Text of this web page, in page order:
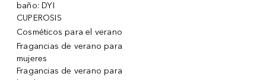
baño: DYI
CUPEROSIS
Cosméticos para el verano
Fragancias de verano para
mujeres
Fragancias de verano para